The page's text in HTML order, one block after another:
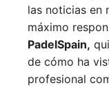
las noticias en
máximo
PadelSpain,
de cómo ha
profesional